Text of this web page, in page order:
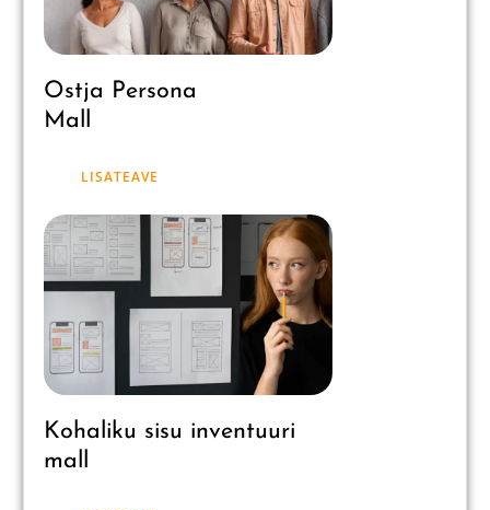
Ostja Persona
Mall
LISATEAVE
Kohaliku sisu inventuuri
mall